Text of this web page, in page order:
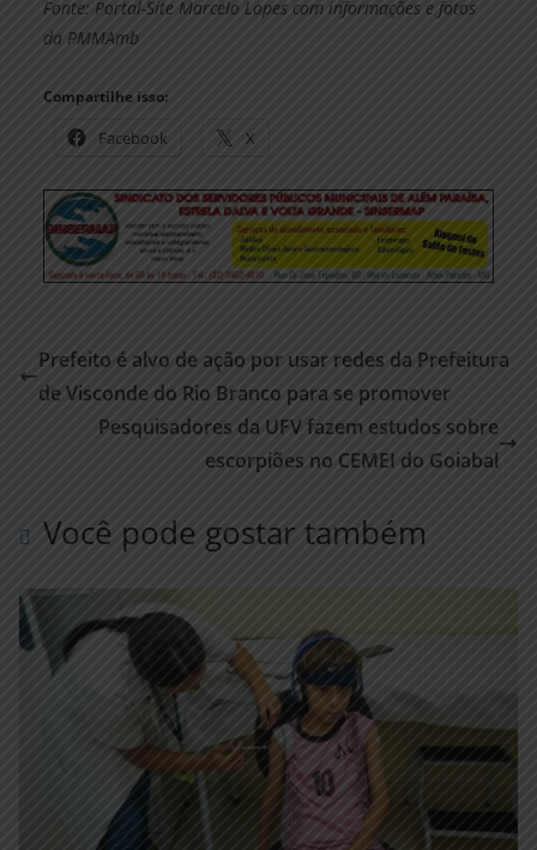
Fonte: Portal-Site Marcelo Lopes com informações e fotos
da PMMAmb
Compartilhe isso:
Facebook X
Prefeito é alvo de ação por usar redes da Prefeitura
de Visconde do Rio Branco para se promover
Pesquisadores da UFV fazem estudos sobre
escorpiões no CEMEI do Goiabal
Você pode gostar também